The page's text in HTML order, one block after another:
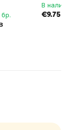
В
€9.75 /